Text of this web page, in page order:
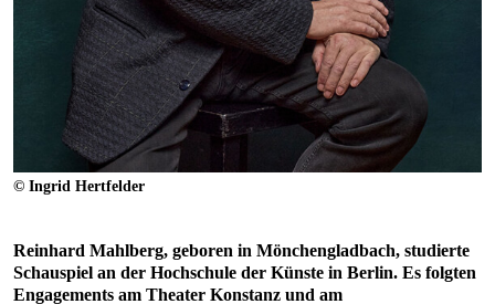
© Ingrid Hertfelder
Reinhard Mahlberg, geboren in Mönchengladbach, studierte
Schauspiel an der Hochschule der Künste in Berlin. Es folgten
Engagements am Theater Konstanz und am